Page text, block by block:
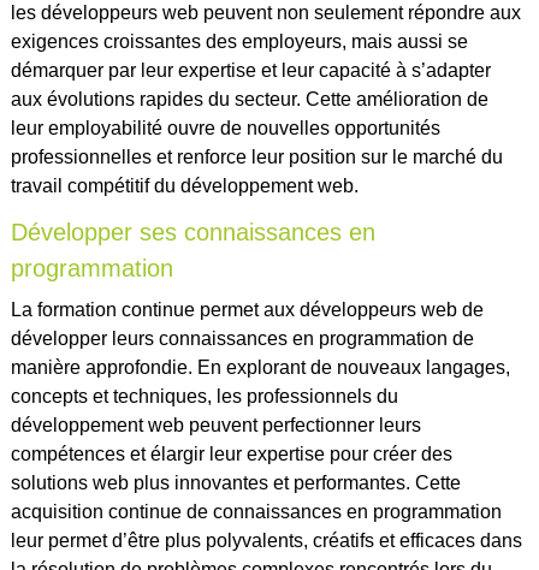
les développeurs web peuvent non seulement répondre aux
exigences croissantes des employeurs, mais aussi se
démarquer par leur expertise et leur capacité à s’adapter
aux évolutions rapides du secteur. Cette amélioration de
leur employabilité ouvre de nouvelles opportunités
professionnelles et renforce leur position sur le marché du
travail compétitif du développement web.
Développer ses connaissances en
programmation
La formation continue permet aux développeurs web de
développer leurs connaissances en programmation de
manière approfondie. En explorant de nouveaux langages,
concepts et techniques, les professionnels du
développement web peuvent perfectionner leurs
compétences et élargir leur expertise pour créer des
solutions web plus innovantes et performantes. Cette
acquisition continue de connaissances en programmation
leur permet d’être plus polyvalents, créatifs et efficaces dans